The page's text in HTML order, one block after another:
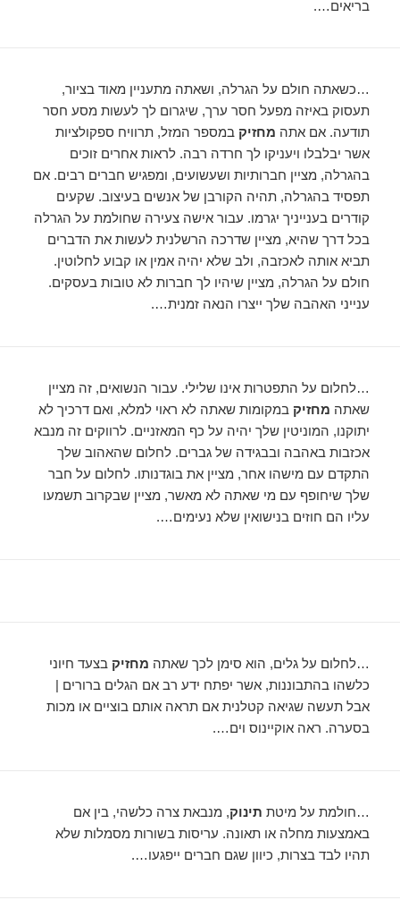
בריאים….
…כשאתה חולם על הגרלה, ושאתה מתעניין מאוד בציור,
תעסוק באיזה מפעל חסר ערך, שיגרום לך לעשות מסע חסר
תודעה. אם אתה מחזיק במספר המזל, תרוויח ספקולציות
אשר יבלבלו ויעניקו לך חרדה רבה. לראות אחרים זוכים
בהגרלה, מציין חברותיות ושעשועים, ומפגיש חברים רבים. אם
תפסיד בהגרלה, תהיה הקורבן של אנשים בעיצוב. שקעים
קודרים בענייניך יגרמו. עבור אישה צעירה שחולמת על הגרלה
בכל דרך שהיא, מציין שדרכה הרשלנית לעשות את הדברים
תביא אותה לאכזבה, ולב שלא יהיה אמין או קבוע לחלוטין.
חולם על הגרלה, מציין שיהיו לך חברות לא טובות בעסקים.
ענייני האהבה שלך ייצרו הנאה זמנית….
…לחלום על התפטרות אינו שלילי. עבור הנשואים, זה מציין
שאתה מחזיק במקומות שאתה לא ראוי למלא, ואם דרכיך לא
יתוקנו, המוניטין שלך יהיה על כף המאזניים. לרווקים זה מנבא
אכזבות באהבה ובבגידה של גברים. לחלום שהאהוב שלך
התקדם עם מישהו אחר, מציין את בוגדנותו. לחלום על חבר
שלך שיחופף עם מי שאתה לא מאשר, מציין שבקרוב תשמעו
עליו הם חוזים בנישואין שלא נעימים….
…לחלום על גלים, הוא סימן לכך שאתה מחזיק בצעד חיוני
כלשהו בהתבוננות, אשר יפתח ידע רב אם הגלים ברורים |
אבל תעשה שגיאה קטלנית אם תראה אותם בוציים או מכות
בסערה. ראה אוקיינוס ​​וים….
…חולמת על מיטת תינוק, מנבאת צרה כלשהי, בין אם
באמצעות מחלה או תאונה. עריסות בשורות מסמלות שלא
תהיו לבד בצרות, כיוון שגם חברים ייפגעו….